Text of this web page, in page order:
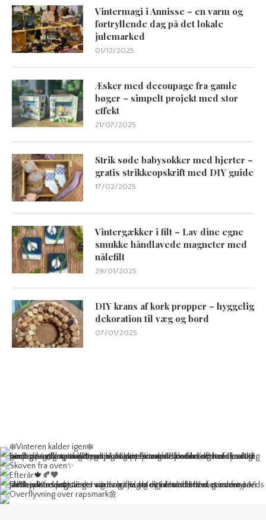
Vintermagi i Annisse – en varm og
fortryllende dag på det lokale
julemarked
01/12/2025
Æsker med decoupage fra gamle
bøger – simpelt projekt med stor
effekt
21/07/2025
Strik søde babysokker med hjerter –
gratis strikkeopskrift med DIY guide
17/02/2025
Vintergækker i filt – Lav dine egne
smukke håndlavede magneter med
nålefilt
29/01/2025
DIY krans af kork propper – hyggelig
dekoration til væg og bord
07/01/2025